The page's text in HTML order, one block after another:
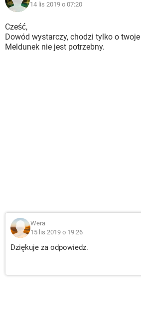
14 lis 2019 o 07:20
Cześć,
Dowód wystarczy, chodzi tylko o
Meldunek nie jest potrzebny.
Wera
15 lis 2019 o 19:26
Dziękuje za odpowiedz.